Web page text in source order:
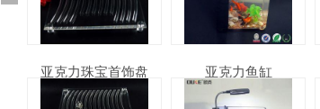
亚克力珠宝首饰盘 亚克力鱼缸